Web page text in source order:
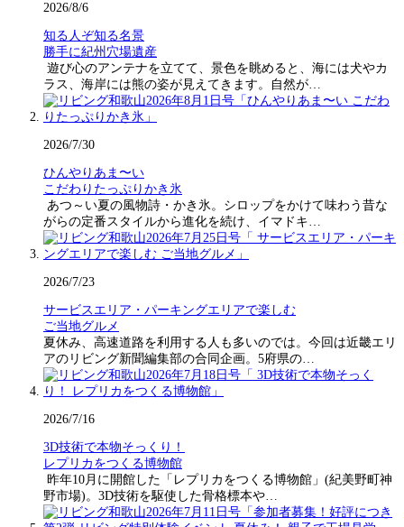
2026/8/6
知る人ぞ知る名景
勝手に紀州穴場遺産
遊び心のアンテナを立てて、景色を眺めると、海には犬やカ
ラス、海岸には熊の姿が見えてきます。自然が…
2026/7/30
ひんやりあま〜い
こだわりたっぷりかき氷
あつ～い夏の風物詩・かき氷。シロップをかけて味わう昔な
がらの定番スタイルから進化を続け、イマドキ…
2026/7/23
サービスエリア・パーキングエリアで楽しむ
ご当地グルメ
夏休み、高速道路を利用する人も多いのでは。今回は近畿エリ
アのリビング新聞編集部の合同企画。5府県の…
2026/7/16
3D技術で本物そっくり！
レプリカをつくる博物館
昨年10月に開館した「レプリカをつくる博物館」(紀美野町神
野市場)。3D技術を駆使した骨格標本や…